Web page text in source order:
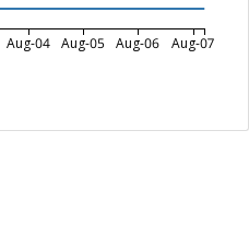
Aug-04 Aug-05 Aug-06 Aug-07